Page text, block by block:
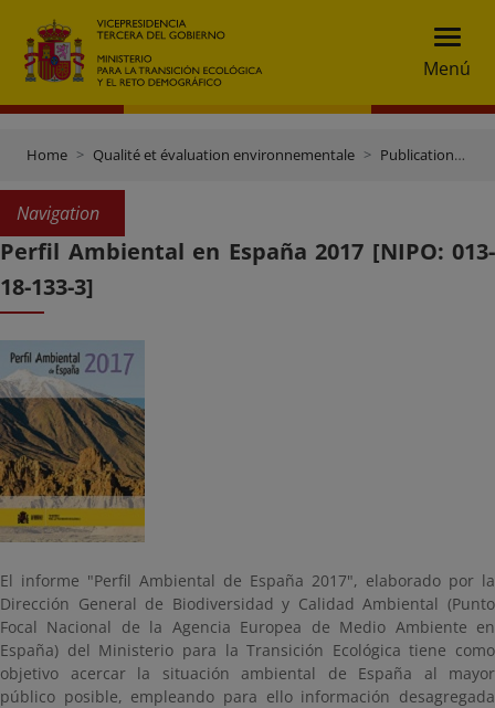
Menú
Home Qualité et évaluation environnementale Publications et documentation
Navigation
Perfil Ambiental en España 2017 [NIPO: 013-
18-133-3]
El informe "Perfil Ambiental de España 2017", elaborado por la
Dirección General de Biodiversidad y Calidad Ambiental (Punto
Focal Nacional de la Agencia Europea de Medio Ambiente en
España) del Ministerio para la Transición Ecológica tiene como
objetivo acercar la situación ambiental de España al mayor
público posible, empleando para ello información desagregada